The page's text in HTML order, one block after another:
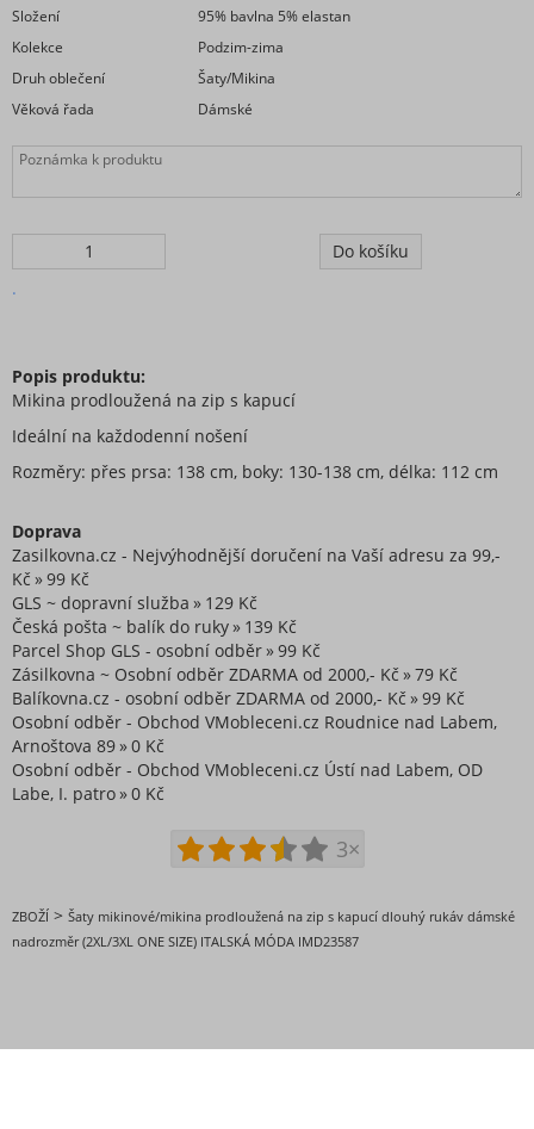
Složení
95% bavlna 5% elastan
Kolekce
Podzim-zima
Druh oblečení
Šaty/Mikina
Věková řada
Dámské
.
Popis produktu:
Mikina prodloužená na zip s kapucí
Ideální na každodenní nošení
Rozměry: přes prsa: 138 cm, boky: 130-138 cm, délka: 112 cm
Doprava
Zasilkovna.cz - Nejvýhodnější doručení na Vaší adresu za 99,-
Kč
99 Kč
GLS ~ dopravní služba
129 Kč
Česká pošta ~ balík do ruky
139 Kč
Parcel Shop GLS - osobní odběr
99 Kč
Zásilkovna ~ Osobní odběr ZDARMA od 2000,- Kč
79 Kč
Balíkovna.cz - osobní odběr ZDARMA od 2000,- Kč
99 Kč
Osobní odběr - Obchod VMobleceni.cz Roudnice nad Labem,
Arnoštova 89
0 Kč
Osobní odběr - Obchod VMobleceni.cz Ústí nad Labem, OD
Labe, I. patro
0 Kč
3×
ZBOŽÍ > Šaty mikinové/mikina prodloužená na zip s kapucí dlouhý rukáv dámské
nadrozměr (2XL/3XL ONE SIZE) ITALSKÁ MÓDA IMD23587